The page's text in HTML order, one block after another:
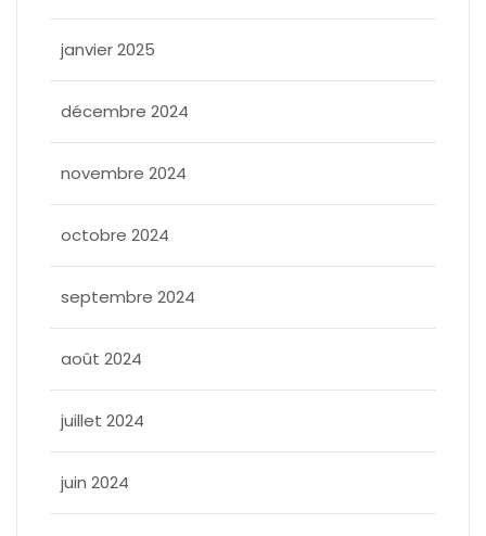
janvier 2025
décembre 2024
novembre 2024
octobre 2024
septembre 2024
août 2024
juillet 2024
juin 2024